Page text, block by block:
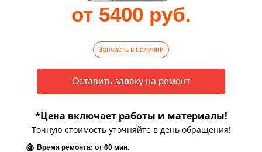
от 5400 руб.
Запчасть в наличии
*Цена включает работы и материалы!
Точную стоимость уточняйте в день обращения!
Время ремонта: от 60 мин.